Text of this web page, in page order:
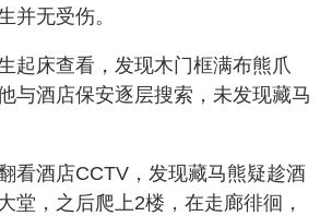
并无受伤。
起床查看，发现木门框满布熊爪
与酒店保安逐层搜索，未发现藏马
看酒店CCTV，发现藏马熊疑趁酒
堂，之后爬上2楼，在走廊徘徊，